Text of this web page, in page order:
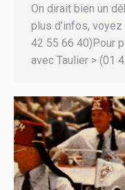
On dirait bien un
plus d’infos,
42 55 66 40)Pour
avec Taulier > (01